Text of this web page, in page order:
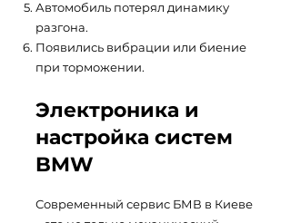
Автомобиль потерял динамику
разгона.
Появились вибрации или биение
при торможении.
Электроника и
настройка систем
BMW
Современный сервис БМВ в Киеве